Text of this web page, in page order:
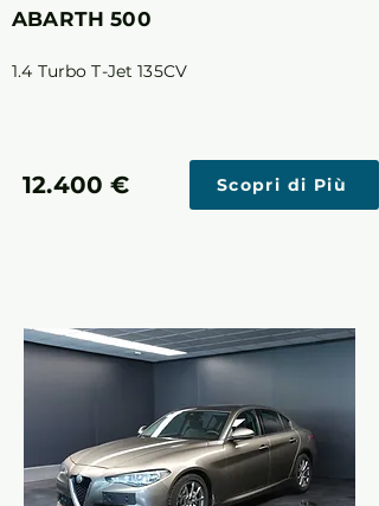
ABARTH 500
1.4 Turbo T-Jet 135CV
Scopri di Più
12.400 €